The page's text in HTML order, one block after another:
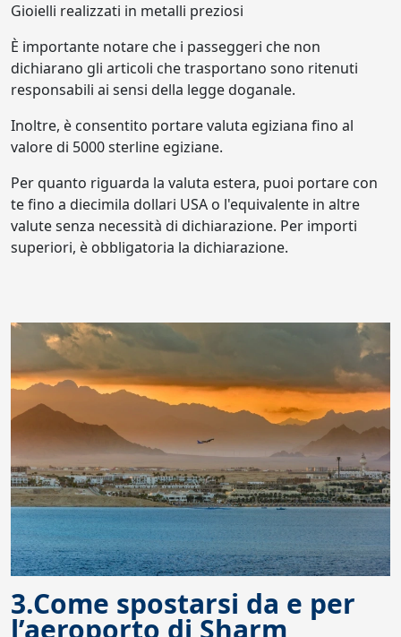
Gioielli realizzati in metalli preziosi
È importante notare che i passeggeri che non
dichiarano gli articoli che trasportano sono ritenuti
responsabili ai sensi della legge doganale.
Inoltre, è consentito portare valuta egiziana fino al
valore di 5000 sterline egiziane.
Per quanto riguarda la valuta estera, puoi portare con
te fino a diecimila dollari USA o l'equivalente in altre
valute senza necessità di dichiarazione. Per importi
superiori, è obbligatoria la dichiarazione.
3.Come spostarsi da e per
l’aeroporto di Sharm